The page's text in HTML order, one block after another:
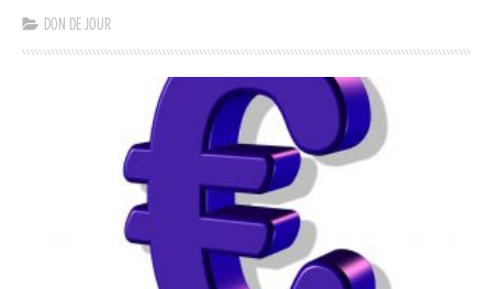
DON DE JOUR